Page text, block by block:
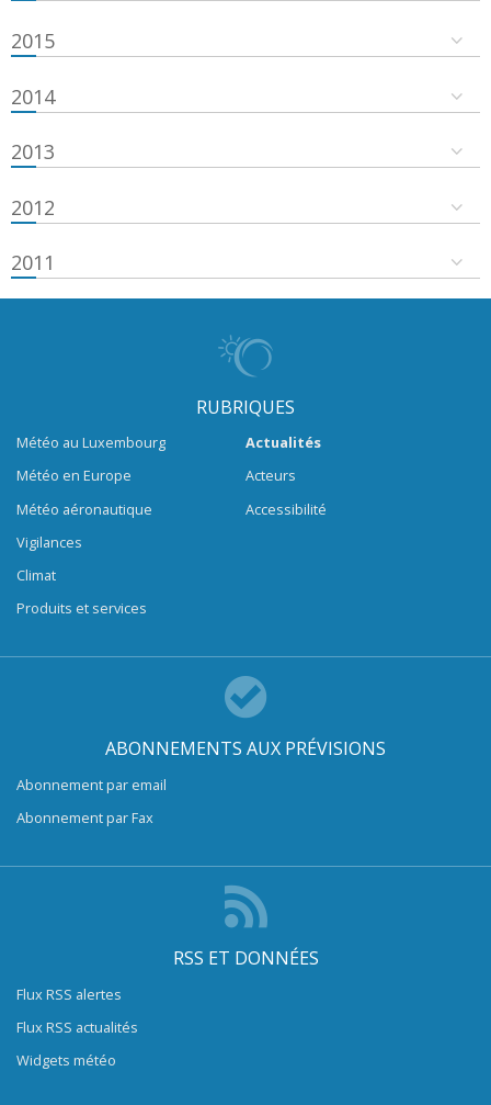
2015
2014
2013
2012
2011
RUBRIQUES
Météo au Luxembourg
Météo en Europe
Météo aéronautique
Vigilances
Climat
Produits et services
Actualités
Acteurs
Accessibilité
ABONNEMENTS AUX PRÉVISIONS
Abonnement par email
Abonnement par Fax
RSS ET DONNÉES
Flux RSS alertes
Flux RSS actualités
Widgets météo